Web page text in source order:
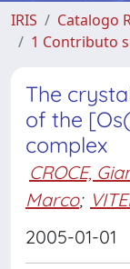
IRIS
Catalogo
1 Contributo
The
of the
complex
CROCE,
Marco;
2005-01-01